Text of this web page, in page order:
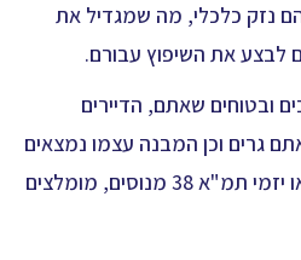
נזק כלכלי, מה שמגדיל את
ובטוחים שאתם, הדיירים
גרים וכן המבנה עצמו נמצאים
בידיים טובות, חשוב שתמצאו יזמי תמ"א 38 מנוסים, מומלצים